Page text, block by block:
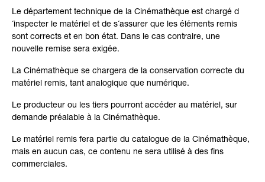
Le département technique de la Cinémathèque est chargé d
´inspecter le matériel et de s´assurer que les éléments remis
sont corrects et en bon état. Dans le cas contraire, une
nouvelle remise sera exigée.
La Cinémathèque se chargera de la conservation correcte du
matériel remis, tant analogique que numérique.
Le producteur ou les tiers pourront accéder au matériel, sur
demande préalable à la Cinémathèque.
Le matériel remis fera partie du catalogue de la Cinémathèque,
mais en aucun cas, ce contenu ne sera utilisé à des fins
commerciales.